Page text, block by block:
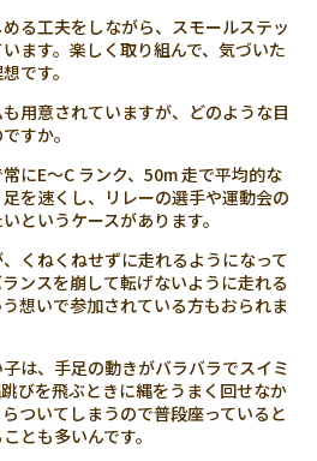
る工夫をしながら、スモールステッ
ます。楽しく取り組んで、気づいた
です。
用意されていますが、どのような目
すか。
にE〜C ランク、50m 走で平均的な
を速くし、リレーの選手や運動会の
というケースがあります。
くねくねせずに走れるようになって
ンスを崩して転げないように走れる
想いで参加されている方もおられま
は、手足の動きがバラバラでスイミ
びを飛ぶときに縄をうまく回せなか
ついてしまうので普段座っていると
とも多いんです。